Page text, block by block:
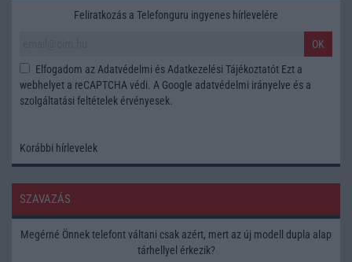
Feliratkozás a Telefonguru ingyenes hírlevelére
OK
Elfogadom az Adatvédelmi és Adatkezelési Tájékoztatót Ezt a
webhelyet a reCAPTCHA védi. A Google adatvédelmi irányelve és a
szolgáltatási feltételek érvényesek.
Korábbi hírlevelek
SZAVAZÁS
Megérné Önnek telefont váltani csak azért, mert az új modell dupla alap
tárhellyel érkezik?